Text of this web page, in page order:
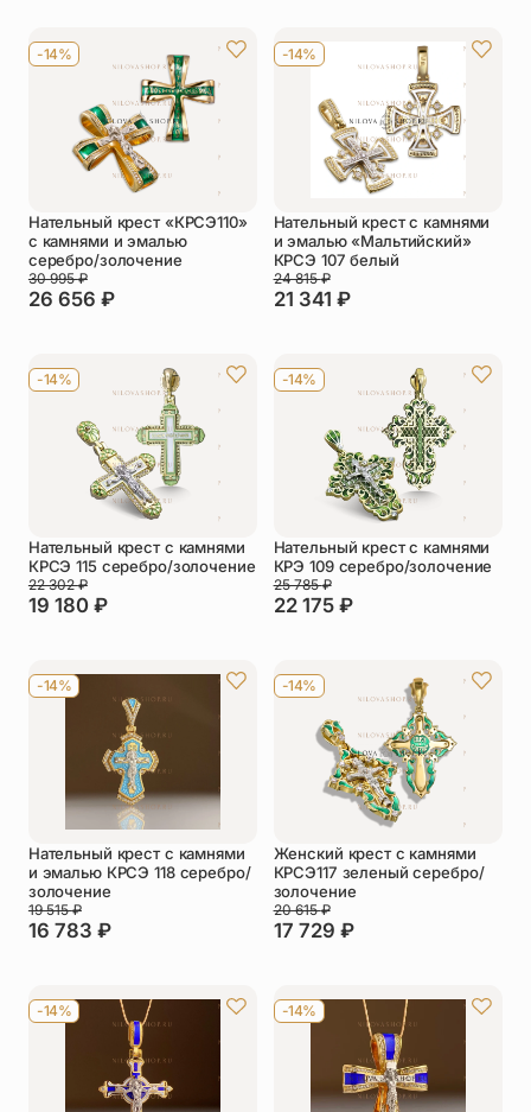
-14%
Нательный крест «КРСЭ110»
с камнями и эмалью
серебро/золочение
26 656 ₽
30 995₽
-14%
Нательный крест с камнями
и эмалью «Мальтийский»
КРСЭ 107 белый
21 341 ₽
24 815₽
-14%
Нательный крест с камнями
КРСЭ 115 серебро/золочение
19 180 ₽
22 302₽
-14%
Нательный крест с камнями
КРЭ 109 серебро/золочение
22 175 ₽
25 785₽
-14%
Нательный крест с камнями
и эмалью КРСЭ 118 серебро/
золочение
16 783 ₽
19 515₽
-14%
Женский крест с камнями
КРСЭ117 зеленый серебро/
золочение
17 729 ₽
20 615₽
-14% -14%